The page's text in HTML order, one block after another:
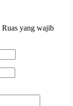
Ruas yang wajib